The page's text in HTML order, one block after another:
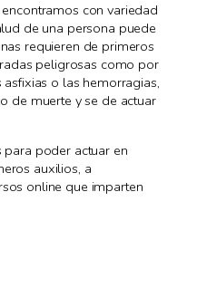
con variedad
de una persona puede
requieren de primeros
peligrosas como por
o las hemorragias,
de muerte y se de actuar
para poder actuar en
auxilios, a
online que imparten